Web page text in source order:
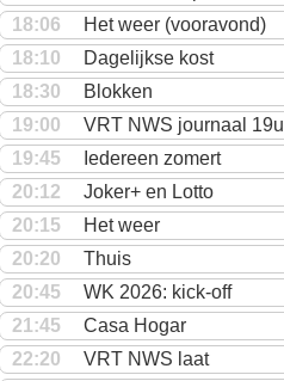
18:06
Het weer (vooravond)
18:10
Dagelijkse kost
18:30
Blokken
19:00
VRT NWS journaal 19u
19:45
Iedereen zomert
20:12
Joker+ en Lotto
20:15
Het weer
20:20
Thuis
20:45
WK 2026: kick-off
21:45
Casa Hogar
22:20
VRT NWS laat